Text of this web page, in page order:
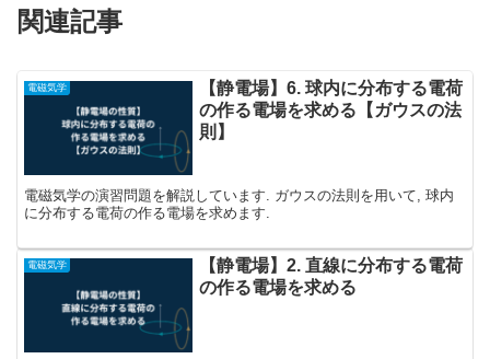
関連記事
電磁気学
【静電場】6. 球内に分布する電荷
の作る電場を求める【ガウスの法
則】
電磁気学の演習問題を解説しています. ガウスの法則を用いて, 球内
に分布する電荷の作る電場を求めます.
電磁気学
【静電場】2. 直線に分布する電荷
の作る電場を求める